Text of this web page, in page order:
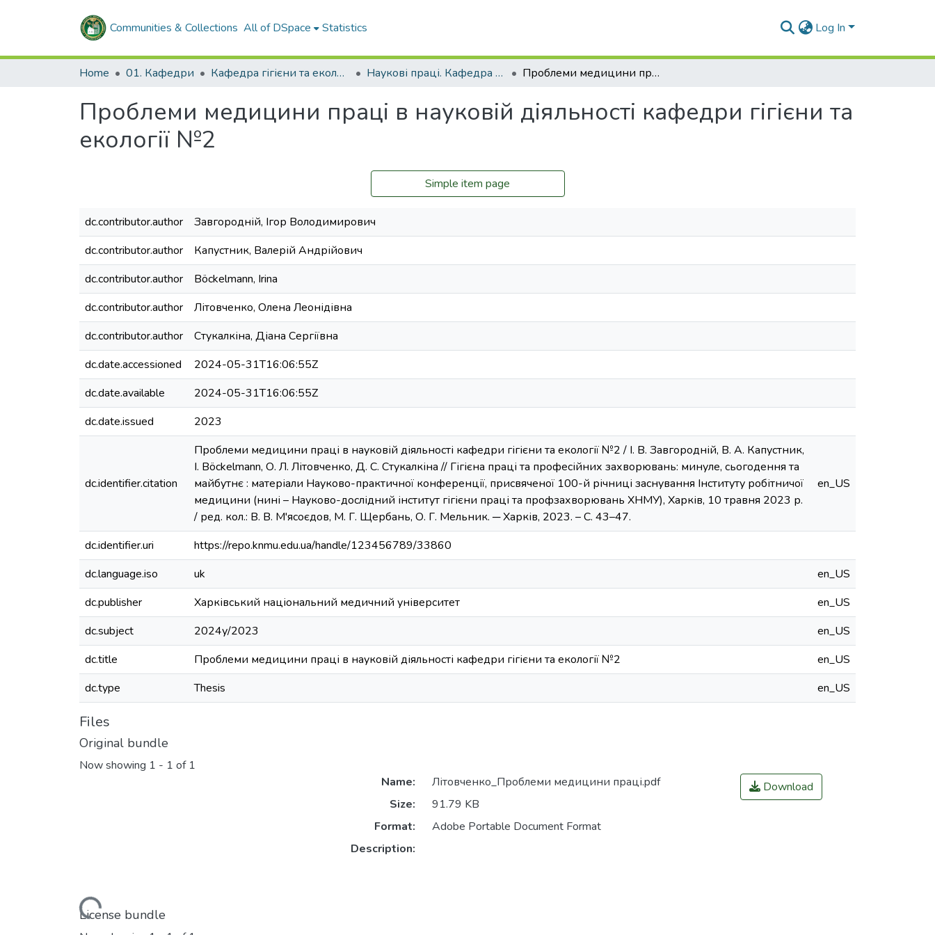
Communities & Collections All of DSpace Statistics Log In
Home 01. Кафедри Кафедра гігієни та екології № 2 Наукові праці. Кафедра гігієни та екології № 2 Проблеми медицини праці в науковій діяльності кафедри гігієни та екології №2
Проблеми медицини праці в науковій діяльності кафедри гігієни та
екології №2
Simple item page
dc.contributor.author
Завгородній, Ігор Володимирович
dc.contributor.author
Капустник, Валерій Андрійович
dc.contributor.author
Böckelmann, Irina
dc.contributor.author
Літовченко, Олена Леонідівна
dc.contributor.author
Стукалкіна, Діана Сергіївна
dc.date.accessioned
2024-05-31T16:06:55Z
dc.date.available
2024-05-31T16:06:55Z
dc.date.issued
2023
dc.identifier.citation
Проблеми медицини праці в науковій діяльності кафедри гігієни та екології №2 / І. В. Завгородній, В. А. Капустник,
I. Böckelmann, О. Л. Літовченко, Д. С. Стукалкіна // Гігієна праці та професійних захворювань: минуле, сьогодення та
майбутнє : матеріали Науково-практичної конференції, присвяченої 100-й річниці заснування Інституту робітничої
медицини (нині – Науково-дослідний інститут гігієни праці та профзахворювань ХНМУ), Харків, 10 травня 2023 р.
/ ред. кол.: В. В. М'ясоєдов, М. Г. Щербань, О. Г. Мельник. ─ Харків, 2023. – C. 43–47.
en_US
dc.identifier.uri
https://repo.knmu.edu.ua/handle/123456789/33860
dc.language.iso
uk
en_US
dc.publisher
Харківський національний медичний університет
en_US
dc.subject
2024у/2023
en_US
dc.title
Проблеми медицини праці в науковій діяльності кафедри гігієни та екології №2
en_US
dc.type
Thesis en_US
Files
Original bundle
Now showing 1 - 1 of 1
Loading...
Name:
Літовченко_Проблеми медицини праці.pdf
Size:
91.79 KB
Format:
Adobe Portable Document Format
Description:
Download
License bundle